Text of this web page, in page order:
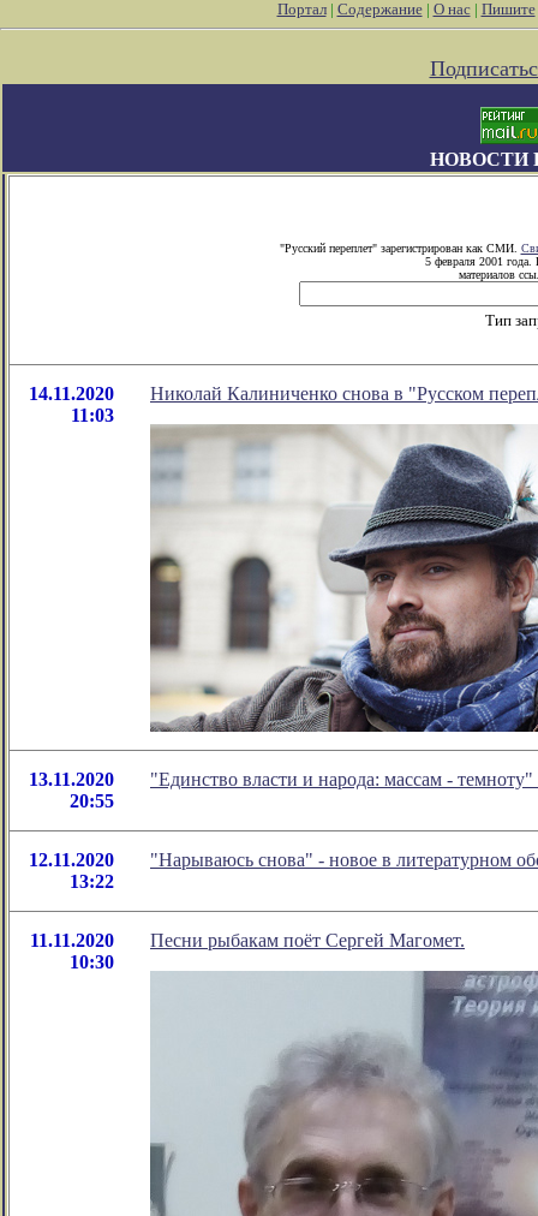
Портал| Содержание| О нас| Пишите
НОВОСТИ
"Русский переплет" зарегистрирован как СМИ.
5 февраля 2001 года.
материалов
Тип
14.11.2020
11:03
Николай Калиниченко снова в "Русском
13.11.2020
20:55
"Единство власти и народа: массам -
12.11.2020
13:22
"Нарываюсь снова" - новое в литературном
11.11.2020
10:30
Песни рыбакам поёт Сергей Магомет.